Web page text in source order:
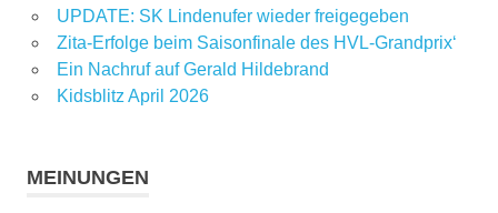
UPDATE: SK Lindenufer wieder freigegeben
Zita-Erfolge beim Saisonfinale des HVL-Grandprix‘
Ein Nachruf auf Gerald Hildebrand
Kidsblitz April 2026
MEINUNGEN